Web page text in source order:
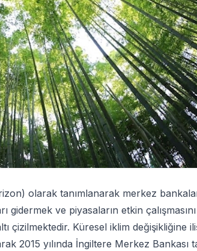
olarak tanımlanarak merkez
ve piyasaların etkin
çizilmektedir. Küresel iklim değişikliğine
2015 yılında İngiltere Merkez Bankası